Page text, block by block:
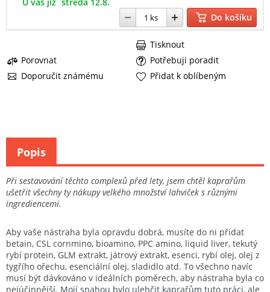
Do košíku
Porovnat
Potřebuji poradit
Doporučit známému
Tisknout
Přidat k oblíbeným
Při sestavování těchto complexů před lety, jsem chtěl kaprařům
ušetřit všechny ty nákupy velkého množství lahviček s různými
ingrediencemi.
Aby vaše nástraha byla opravdu dobrá, musíte do ni přidat
betain, CSL cornmino, bioamino, PPC amino, liquid liver, tekutý
rybí protein, GLM extrakt, játrový extrakt, esenci, rybí olej, olej z
tygřího ořechu, esenciální olej, sladidlo atd. To všechno navíc
musí být dávkováno v ideálních poměrech, aby nástraha byla co
nejúčinnější. Mojí snahou bylo ulehčit kaprařům tuto práci, ale
Popis